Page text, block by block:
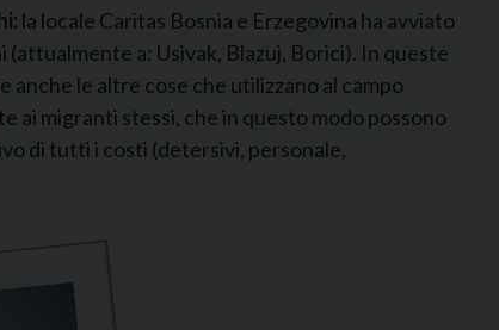
la locale Caritas Bosnia e Erzegovina ha avviato
a: Usivak, Blazuj, Borici). In queste
le altre cose che utilizzano al campo
ai migranti stessi, che in questo modo possono
di tutti i costi (detersivi, personale,